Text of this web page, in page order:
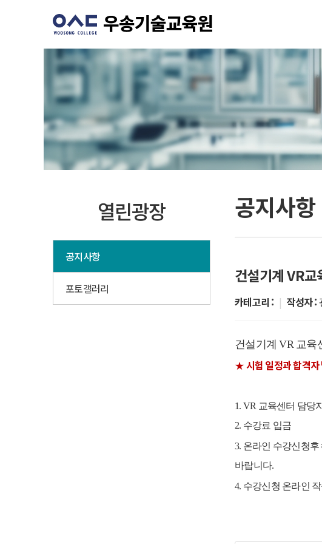
열린광장
공지사항
포토갤러리
공지사항
건설기계 VR
카테고리 : | 작성자 :
건설기계 VR 교육
★ 시험 일정과 합격
1. VR 교육센터 담당
2. 수강료 입금
3. 온라인 수강신청
바랍니다.
4. 수강신청 온라인